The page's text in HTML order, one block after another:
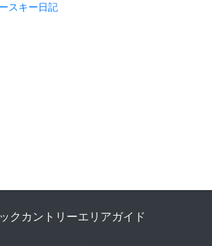
スキー日記
クカントリーエリアガイド